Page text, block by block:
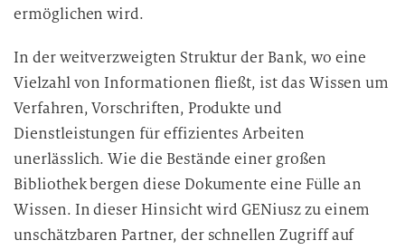
r
e
i
t
ermöglichen wird.
In der weitverzweigten Struktur der Bank, wo eine
Vielzahl von Informationen fließt, ist das Wissen um
Verfahren, Vorschriften, Produkte und
Dienstleistungen für effizientes Arbeiten
unerlässlich. Wie die Bestände einer großen
Bibliothek bergen diese Dokumente eine Fülle an
Wissen. In dieser Hinsicht wird GENiusz zu einem
unschätzbaren Partner, der schnellen Zugriff auf